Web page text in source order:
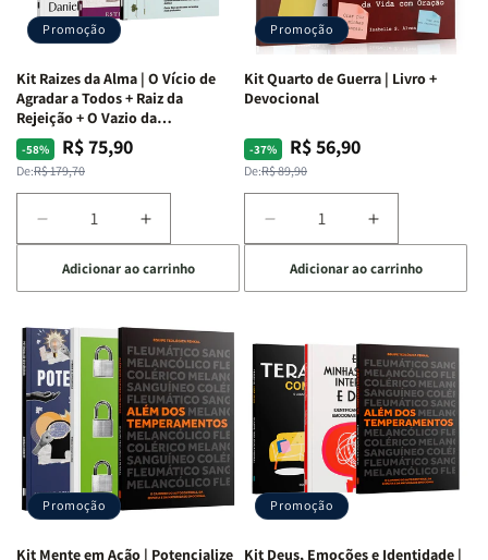
Promoção
Kit Raizes da Alma | O Vício de
Agradar a Todos + Raiz da
Rejeição + O Vazio da
Insatisfação.
-58%
Preço
normal
De:R$ 179,70
Preço
promocional
R$ 75,90
Diminuir
a
quantidade
de
Raizes
da
Alma
|
O
Vício
Agradar
a
Todos
Aumentar
a
quantidade
de
Raizes
da
Alma
|
O
Vício
de
Agradar
Todos
Adicionar ao carrinho
Promoção
Kit Quarto de Guerra | Livro +
Devocional
-37%
Preço
normal
De:R$ 89,90
Preço
promocional
R$ 56,90
Diminuir
a
quantidade
de
Quarto
de
Guerra
Livro
+
Devocional
Aumentar
a
quantidade
de
Quarto
de
Guerra
|
Livro
+
Devocional
Adicionar ao carrinho
Promoção
Kit Mente em Ação | Potencialize
Promoção
Kit Deus, Emoções e Identidade |